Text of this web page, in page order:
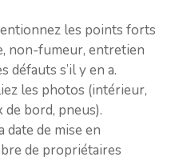
les points forts
non-fumeur, entretien
défauts s’il y en a.
les photos (intérieur,
bord, pneus).
date de mise en
de propriétaires